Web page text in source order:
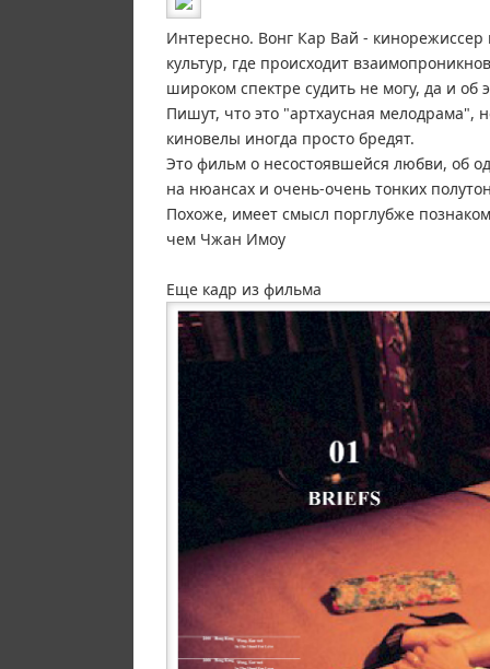
Интересно. Вонг Кар Вай - кинорежиссер
культур, где происходит
широком спектре судить не могу, да и
Пишут, что это "артхаусная мелодрама",
киновелы иногда просто бредят.
Это фильм о несостоявшейся любви, об
на нюансах и очень-очень тонких
Похоже, имеет смысл порглубже
чем Чжан Имоу
Еще кадр из фильма